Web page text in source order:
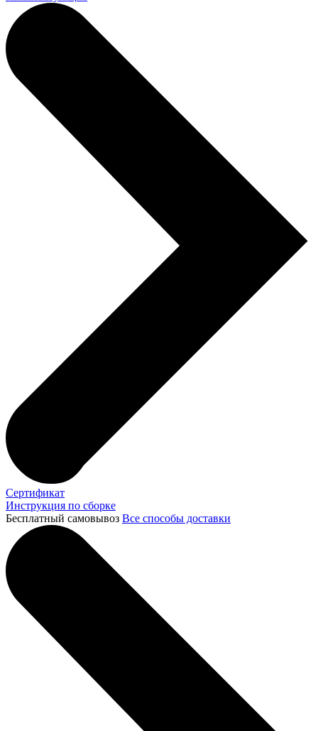
Сертификат
Инструкция по сборке
Бесплатный самовывоз Все способы доставки